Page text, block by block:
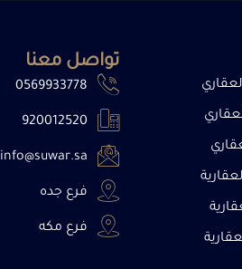
تواصل معنا
0569933778
920012520
info@suwar.sa
فرع جده
فرع مكه